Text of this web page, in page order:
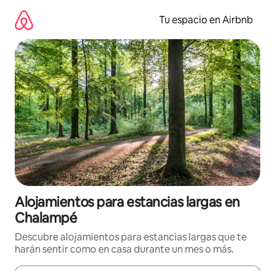
contenido
Tu espacio en Airbnb
Alojamientos para estancias largas en
Chalampé
Descubre alojamientos para estancias largas que te
harán sentir como en casa durante un mes o más.